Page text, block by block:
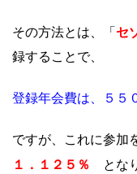
その方法とは、「 セ
録することで、
登録年会費は、５５
ですが、 これに参加
１．１２５％
とな